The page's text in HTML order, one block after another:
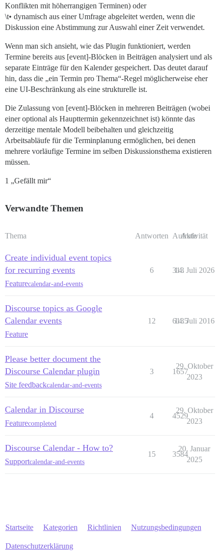
Konflikten mit höherrangigen Terminen) oder
\t• dynamisch aus einer Umfrage abgeleitet werden, wenn die
Diskussion eine Abstimmung zur Auswahl einer Zeit verwendet.
Wenn man sich ansieht, wie das Plugin funktioniert, werden
Termine bereits aus [event]-Blöcken in Beiträgen analysiert und als
separate Einträge für den Kalender gespeichert. Das deutet darauf
hin, dass die „ein Termin pro Thema“-Regel möglicherweise eher
eine UI-Beschränkung als eine strukturelle ist.
Die Zulassung von [event]-Blöcken in mehreren Beiträgen (wobei
einer optional als Haupttermin gekennzeichnet ist) könnte das
derzeitige mentale Modell beibehalten und gleichzeitig
Arbeitsabläufe für die Terminplanung ermöglichen, bei denen
mehrere vorläufige Termine im selben Diskussionsthema existieren
müssen.
1 „Gefällt mir“
Verwandte Themen
Thema Antworten Aufrufe
Aktivität
Create individual event topics
for recurring events
Featurecalendar-and-events
6 313
14. Juli 2026
Discourse topics as Google
Calendar events
Feature
12 6135
14. Juli 2016
Please better document the
Discourse Calendar plugin
Site feedbackcalendar-and-events
3 1657
29. Oktober
2023
Calendar in Discourse
Featurecompleted
4 4529
29. Oktober
2023
Discourse Calendar - How to?
Supportcalendar-and-events
15 3584
20. Januar
2025
Startseite Kategorien Richtlinien Nutzungsbedingungen
Datenschutzerklärung